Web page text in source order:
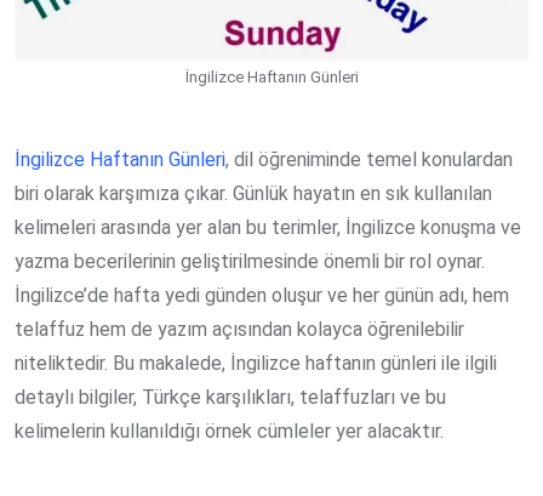
İngilizce Haftanın Günleri
İngilizce Haftanın Günleri, dil öğreniminde temel konulardan
biri olarak karşımıza çıkar. Günlük hayatın en sık kullanılan
kelimeleri arasında yer alan bu terimler, İngilizce konuşma ve
yazma becerilerinin geliştirilmesinde önemli bir rol oynar.
İngilizce’de hafta yedi günden oluşur ve her günün adı, hem
telaffuz hem de yazım açısından kolayca öğrenilebilir
niteliktedir. Bu makalede, İngilizce haftanın günleri ile ilgili
detaylı bilgiler, Türkçe karşılıkları, telaffuzları ve bu
kelimelerin kullanıldığı örnek cümleler yer alacaktır.